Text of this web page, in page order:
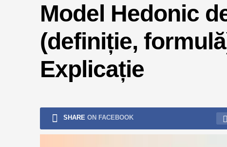
certificare
financiară
Tutoriale
modelare
financiară
Tutoriale
gestionare
Model Hedonic
(definiție,
Explicație
SHARE ON FACEBOOK